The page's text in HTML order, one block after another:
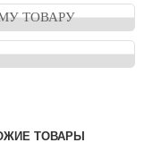
ТОВАРУ
ТОВАРЫ